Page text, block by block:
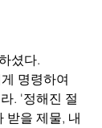
셨다.
명령하여
. '정해진 절
받을 제물, 내